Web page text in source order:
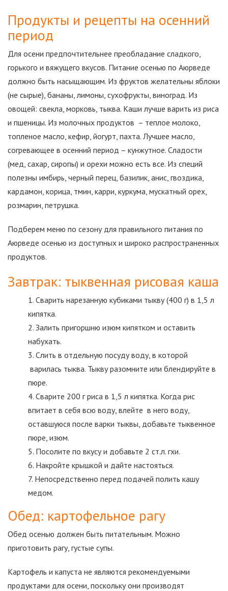
Продукты и рецепты на осенний
период
Для осени предпочтительнее преобладание сладкого,
горького и вяжущего вкусов. Питание осенью по Аюрведе
должно быть насыщающим. Из фруктов желательны яблоки
(не сырые), бананы, лимоны, сухофрукты, виноград. Из
овощей: свекла, морковь, тыква. Каши лучше варить из риса
и пшеницы. Из молочных продуктов – теплое молоко,
топленое масло, кефир, йогурт, пахта. Лучшее масло,
согревающее в осенний период – кунжутное. Сладости
(мед, сахар, сиропы) и орехи можно есть все. Из специй
полезны имбирь, черный перец, базилик, анис, гвоздика,
кардамон, корица, тмин, карри, куркума, мускатный орех,
розмарин, петрушка.
Подберем меню по сезону для правильного питания по
Аюрведе осенью из доступных и широко распространенных
продуктов.
Завтрак: тыквенная рисовая каша
Сварить нарезанную кубиками тыкву (400 г) в 1,5 л
кипятка.
Залить пригоршню изюм кипятком и оставить
набухать.
Слить в отдельную посуду воду, в которой
варилась тыква. Тыкву разомните или блендируйте в
пюре.
Сварите 200 г риса в 1,5 л кипятка. Когда рис
впитает в себя всю воду, влейте в него воду,
оставшуюся после варки тыквы, добавьте тыквенное
пюре, изюм.
Посолите по вкусу и добавьте 2 ст.л. гхи.
Накройте крышкой и дайте настояться.
Непосредственно перед подачей полить кашу
медом.
Обед: картофельное рагу
Обед осенью должен быть питательным. Можно
приготовить рагу, густые супы.
Картофель и капуста не являются рекомендуемыми
продуктами для осени, поскольку они производят